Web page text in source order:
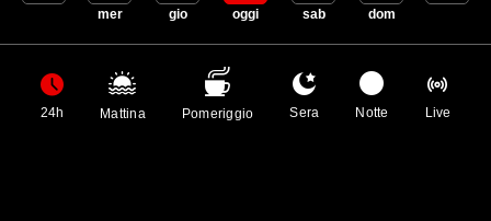
mer gio oggi sab dom
24h Mattina Pomeriggio Sera Notte Live